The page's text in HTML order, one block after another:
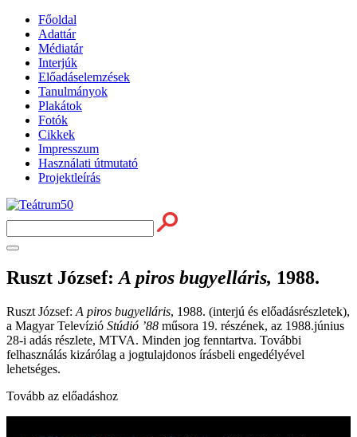
Főoldal
Adattár
Médiatár
Interjúk
Előadáselemzések
Tanulmányok
Plakátok
Fotók
Cikkek
Impresszum
Használati útmutató
Projektleírás
Ruszt József: A piros bugyelláris, 1988.
Ruszt József: A piros bugyelláris, 1988. (interjú és előadásrészletek),
a Magyar Televízió Stúdió ’88 műsora 19. részének, az 1988.június
28-i adás részlete, MTVA. Minden jog fenntartva. További
felhasználás kizárólag a jogtulajdonos írásbeli engedélyével
lehetséges.
Tovább az előadáshoz